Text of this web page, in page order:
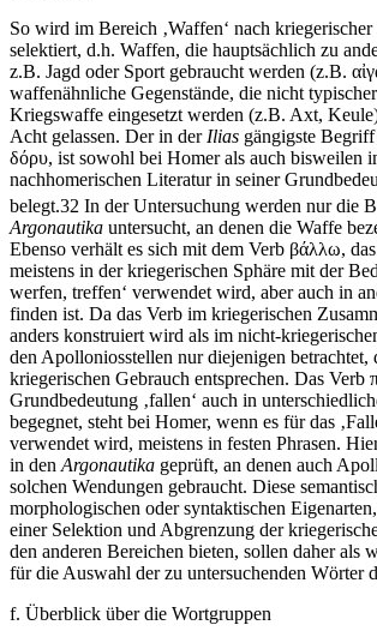
So wird im Bereich ‚Waffen‘ nach
selektiert, d.h. Waffen, die hauptsächlich zu
z.B. Jagd oder Sport gebraucht werden (z.B. αἰ
waffenähnliche Gegenstände, die nicht
Kriegswaffe eingesetzt werden (z.B. Axt,
Acht gelassen. Der in der Ilias gängigste
δόρυ, ist sowohl bei Homer als auch bisweilen
nachhomerischen Literatur in seiner
belegt.32 In der Untersuchung werden nur die
Argonautika untersucht, an denen die Waffe
Ebenso verhält es sich mit dem Verb βάλλω,
meistens in der kriegerischen Sphäre mit der
werfen, treffen‘ verwendet wird, aber auch in
finden ist. Da das Verb im kriegerischen
anders konstruiert wird als im nicht-
den Apolloniosstellen nur diejenigen betrachtet,
kriegerischen Gebrauch entsprechen. Das Verb
Grundbedeutung ‚fallen‘ auch in
begegnet, steht bei Homer, wenn es für das
verwendet wird, meistens in festen Phrasen.
in denArgonautika geprüft, an denen auch
solchen Wendungen gebraucht. Diese
morphologischen oder syntaktischen
einer Selektion und Abgrenzung der
den anderen Bereichen bieten, sollen daher als
für die Auswahl der zu untersuchenden Wörter
f. Überblick über die Wortgruppen